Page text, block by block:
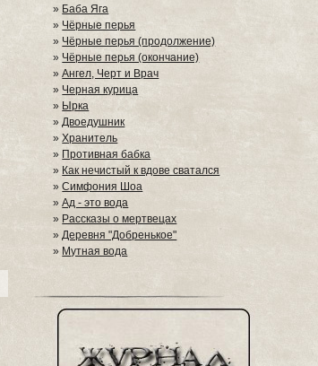
» Баба Яга
»Чёрные перья
» Чёрные перья (продолжение)
» Чёрные перья (окончание)
»Ангел, Черт и Врач
» Черная курица
» Ырка
»Двоедушник
»Хранитель
» Противная бабка
» Как нечистый к вдове сватался
»Симфония Шоа
»Ад - это вода
» Рассказы о мертвецах
»Деревня "Добренькое"
» Мутная вода